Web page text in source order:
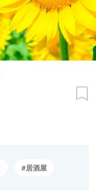
居酒屋